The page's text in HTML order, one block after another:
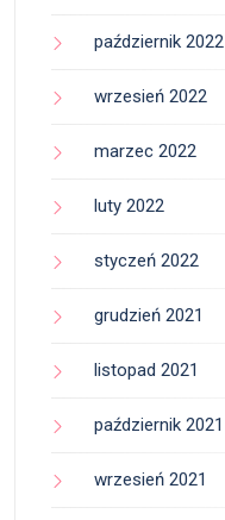
październik 2022
wrzesień 2022
marzec 2022
luty 2022
styczeń 2022
grudzień 2021
listopad 2021
październik 2021
wrzesień 2021